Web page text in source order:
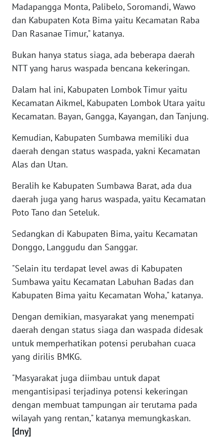
Madapangga Monta, Palibelo, Soromandi, Wawo
dan Kabupaten Kota Bima yaitu Kecamatan Raba
Dan Rasanae Timur," katanya.
Bukan hanya status siaga, ada beberapa daerah
NTT yang harus waspada bencana kekeringan.
Dalam hal ini, Kabupaten Lombok Timur yaitu
Kecamatan Aikmel, Kabupaten Lombok Utara yaitu
Kecamatan. Bayan, Gangga, Kayangan, dan Tanjung.
Kemudian, Kabupaten Sumbawa memiliki dua
daerah dengan status waspada, yakni Kecamatan
Alas dan Utan.
Beralih ke Kabupaten Sumbawa Barat, ada dua
daerah juga yang harus waspada, yaitu Kecamatan
Poto Tano dan Seteluk.
Sedangkan di Kabupaten Bima, yaitu Kecamatan
Donggo, Langgudu dan Sanggar.
"Selain itu terdapat level awas di Kabupaten
Sumbawa yaitu Kecamatan Labuhan Badas dan
Kabupaten Bima yaitu Kecamatan Woha," katanya.
Dengan demikian, masyarakat yang menempati
daerah dengan status siaga dan waspada didesak
untuk memperhatikan potensi perubahan cuaca
yang dirilis BMKG.
"Masyarakat juga diimbau untuk dapat
mengantisipasi terjadinya potensi kekeringan
dengan membuat tampungan air terutama pada
wilayah yang rentan," katanya memungkaskan.
[dny]
WN
SULBAR
BABEL
WN
SUMSEL
WN
WN
LAMPUNG
WN
JATENG
WN
NUSANTARA
JOGJA
WN
JATIM
WN
BALI
WN
KALBAR